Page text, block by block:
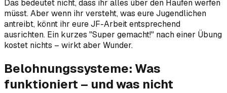
Das bedeutet nicht, dass ihr alles über den Haufen werfen
müsst. Aber wenn ihr versteht, was eure Jugendlichen
antreibt, könnt ihr eure JF-Arbeit entsprechend
ausrichten. Ein kurzes "Super gemacht!" nach einer Übung
kostet nichts – wirkt aber Wunder.
Belohnungssysteme: Was
funktioniert – und was nicht